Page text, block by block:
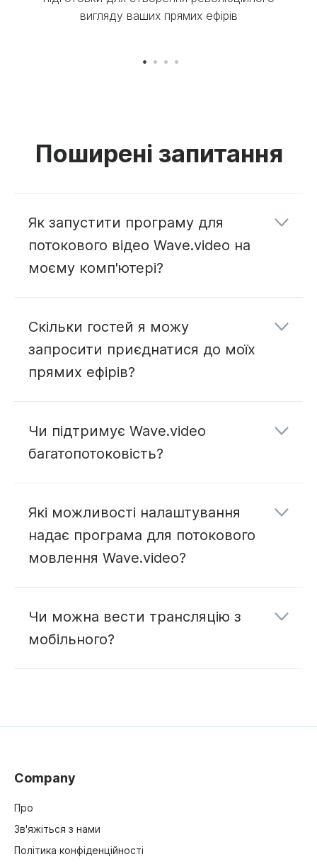
вигляду ваших прямих ефірів
Поширені запитання
Як запустити програму для
потокового відео Wave.video на
моєму комп'ютері?
Скільки гостей я можу
запросити приєднатися до моїх
прямих ефірів?
Чи підтримує Wave.video
багатопотоковість?
Які можливості налаштування
надає програма для потокового
мовлення Wave.video?
Чи можна вести трансляцію з
мобільного?
Company
Про
Зв'яжіться з нами
Політика конфіденційності